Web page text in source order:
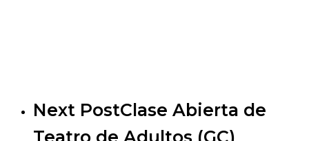
Next PostClase Abierta de